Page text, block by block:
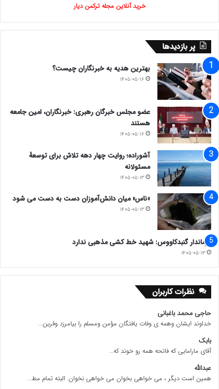
خرید آنلاین مجله ترکمن دیار
پر بازدیدها
بهترین هدیه به خبرنگاران چیست؟
۱۴۰۵-۰۵-۱۶
عضو مجلس خبرگان رهبری: خبرنگاران، امین جامعه
هستند
۱۴۰۵-۰۵-۱۶
آشوراده؛ روایت چهار دهه تلاش برای توسعهٔ
مسئولانه
۱۴۰۵-۰۵-۱۳
«ناس» میان دانش‌آموزان دست به دست می شود
۱۴۰۵-۰۵-۱۳
فرماندار گنبدکاووس: شهید خط کشی مذهبی ندارد
۱۴۰۵-۰۵-۱۳
نظرات کاربران
حاجی محمد باغبانی
خداوند ایشان وهمه ی وفات یافتگان مؤمن ومسلم را بیامرزد وقرین...
بابک
آقای مارامایی که فاتحه همه رو خوند که...
عبدالله
همین است دیگر ، می خواهی بخوان می خواهی نخوان. البته تمام مط...